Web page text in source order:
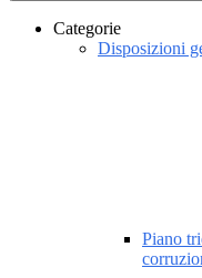
Categorie
Disposizioni
Piano